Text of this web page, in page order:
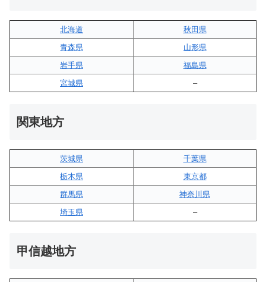
北海道
秋田県
青森県
山形県
岩手県
福島県
宮城県
–
関東地方
茨城県
千葉県
栃木県
東京都
群馬県
神奈川県
埼玉県
–
甲信越地方